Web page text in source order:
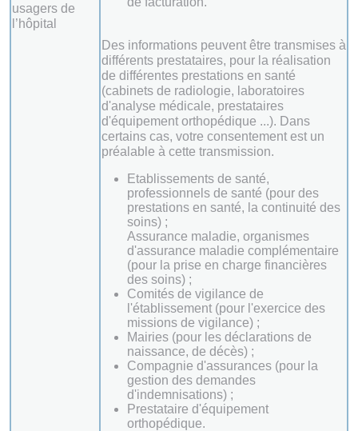
usagers de
l’hôpital
Des informations peuvent être transmises à
différents prestataires, pour la réalisation
de différentes prestations en santé
(cabinets de radiologie, laboratoires
d'analyse médicale, prestataires
d'équipement orthopédique ...). Dans
certains cas, votre consentement est un
préalable à cette transmission.
Etablissements de santé,
professionnels de santé (pour des
prestations en santé, la continuité des
soins) ;
Assurance maladie, organismes
d'assurance maladie complémentaire
(pour la prise en charge financières
des soins) ;
Comités de vigilance de
l'établissement (pour l'exercice des
missions de vigilance) ;
Mairies (pour les déclarations de
naissance, de décès) ;
Compagnie d'assurances (pour la
gestion des demandes
d'indemnisations) ;
Prestataire d'équipement
orthopédique.